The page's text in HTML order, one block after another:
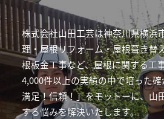
株式会社山田工芸は神奈川県横浜
理・屋根リフォーム・屋根葺き替
根板金工事など、屋根に関する工
4,000件以上の実績の中で培った
満足！信頼！」をモットーに、山
する悩みを解決いたします。